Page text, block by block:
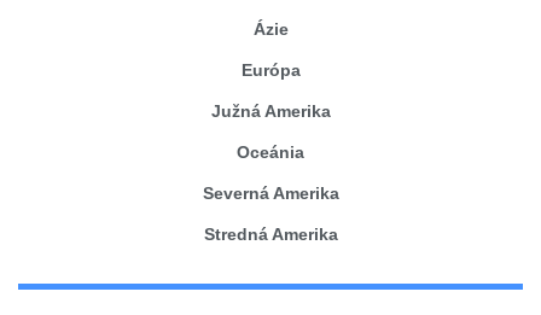
Ázie
Európa
Južná Amerika
Oceánia
Severná Amerika
Stredná Amerika